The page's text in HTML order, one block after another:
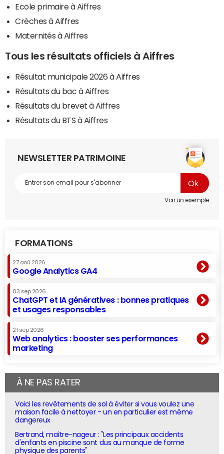
Ecole primaire à Aiffres
Crèches à Aiffres
Maternités à Aiffres
Tous les résultats officiels à Aiffres
Résultat municipale 2026 à Aiffres
Résultats du bac à Aiffres
Résultats du brevet à Aiffres
Résultats du BTS à Aiffres
NEWSLETTER PATRIMOINE
Voir un exemple
FORMATIONS
27 aoû 2026
Google Analytics GA4
03 sep 2026
ChatGPT et IA génératives : bonnes pratiques
et usages responsables
21 sep 2026
Web analytics : booster ses performances
marketing
À NE PAS RATER
Voici les revêtements de sol à éviter si vous voulez une
maison facile à nettoyer - un en particulier est même
dangereux
Bertrand, maître-nageur : "Les principaux accidents
d'enfants en piscine sont dus au manque de forme
physique des parents"